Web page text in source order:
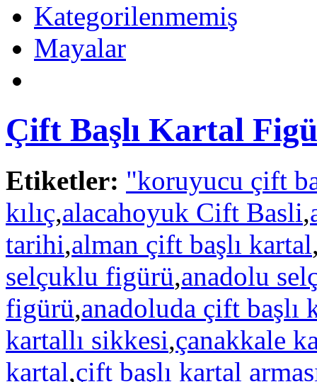
Kategorilenmemiş
Mayalar
Çift Başlı Kartal
Etiketler: "koruyucu çift
kılıç,alacahoyuk Cift Basli,
tarihi,alman çift başlı kartal
selçuklu figürü,anadolu
figürü,anadoluda çift başlı
kartallı sikkesi,çanakkale
kartal,çift başlı kartal